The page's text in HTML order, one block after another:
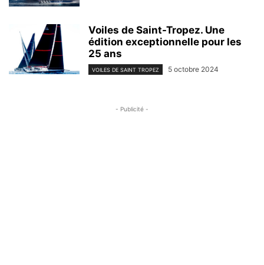
Voiles de Saint-Tropez. Une
édition exceptionnelle pour les
25 ans
VOILES DE SAINT TROPEZ 5 octobre 2024
- Publicité -